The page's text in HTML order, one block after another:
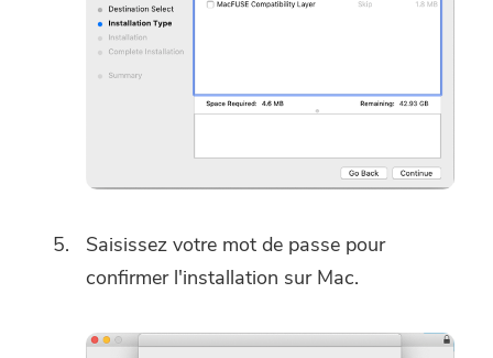
Saisissez votre mot de passe pour
confirmer l'installation sur Mac.